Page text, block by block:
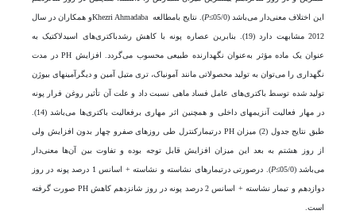
این اختلاف معنی‌دار می‌باشد (05/0≥
P
). نتایج بامطالعه Khezri Ahmadabaو همکاران در سال
2012 مشابهت دارد (19). بنابر­ین عصاره پونه با کاهش رشدباکتری‌های اسیدلاکتیک به
عنوان یک ماده مؤثر به‌عنوان نگهدارنده طبیعی محسوب می‌گردد. افزایش PH در مدت
نگهداری را می‌توان به تولید محصولاتی مانند آمونیاک، تری متیل آمین و دیگرآمین­های بیوژن
تولید شده توسط باکتری‌های عامل فساد ماهی نسبت داد و علت آن تأثیر روغن فرار پونه
در مهار فعالیت آنزیم­های داخلی و همچنین اثر مهاری برفعالیت باکتری‌ها می‌باشد (14).
طبق نتایج جدول (2) میزان PH درتیمارکنترل طی روزهای صفرو چهار بدون افزایش ولی
از روز هشتم به بعد این میزان افزایش قابل‌ توجه بوده و تفاوت بین آن‌ها معنی‌دار
می‌باشد (05/0≥
P
). درصورتی درتیمار­های نشاسته و نشاسته + اسانس 1 درصد پونه در روز
دوازدهم و تیمار نشاسته + اسانس 2 درصد پونه در روز شانزدهم کاهش PH صورت گرفته
است.